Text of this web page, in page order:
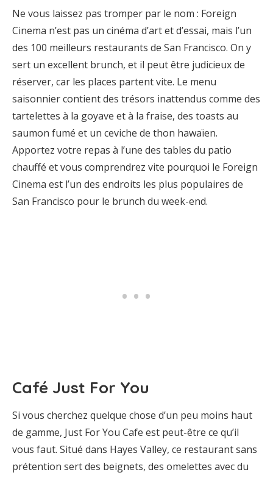
Ne vous laissez pas tromper par le nom : Foreign
Cinema n’est pas un cinéma d’art et d’essai, mais l’un
des 100 meilleurs restaurants de San Francisco. On y
sert un excellent brunch, et il peut être judicieux de
réserver, car les places partent vite. Le menu
saisonnier contient des trésors inattendus comme des
tartelettes à la goyave et à la fraise, des toasts au
saumon fumé et un ceviche de thon hawaïen.
Apportez votre repas à l’une des tables du patio
chauffé et vous comprendrez vite pourquoi le Foreign
Cinema est l’un des endroits les plus populaires de
San Francisco pour le brunch du week-end.
Café Just For You
Si vous cherchez quelque chose d’un peu moins haut
de gamme, Just For You Cafe est peut-être ce qu’il
vous faut. Situé dans Hayes Valley, ce restaurant sans
prétention sert des beignets, des omelettes avec du